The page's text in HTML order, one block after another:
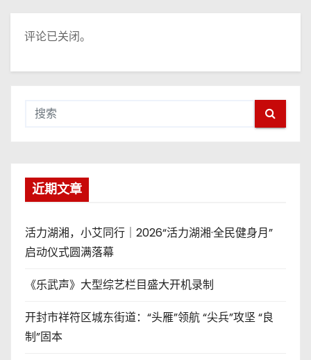
评论已关闭。
近期文章
活力湖湘，小艾同行｜2026“活力湖湘·全民健身月”
启动仪式圆满落幕
《乐武声》大型综艺栏目盛大开机录制
开封市祥符区城东街道：“头雁”领航 “尖兵”攻坚 “良
制”固本